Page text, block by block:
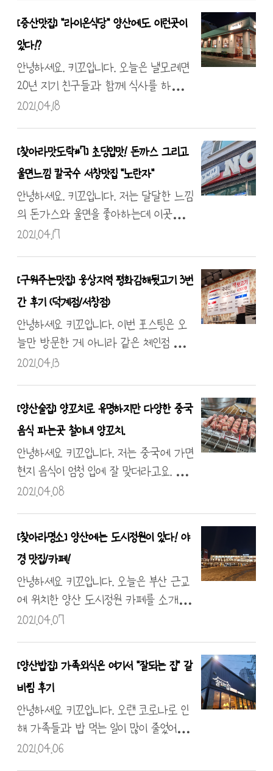
을 텐데 아쉬웠답니다. 빵도 직접 굽나 봐
요~! 테이크아웃잔들고 코앞 황산공원에
서 산책하다 집으로 고고싱~했답니다. 끗
뷰에 지갑이 횅해지는 마법을 경험하고 있
습니다. 그렇지만 방문하시는 이웃님들 보
면 기분은 좋습니다!!! 여기는 합천 돼지국
밥? 아니요 합천 국밥집입니다! 합천 돼지
로 만드는지 안 만드는지는 확인 안 해봤
순대 그리고 음료가 전부예요. 여기서 키포
인트! 따로국밥이라고 해서 따로 고기가
따로 나오는 게 아니에요!! (모르시는 분
들 많음) 공깃밥이 안 말아져서 나오는 것
을 따로국밥이라고 해요! 만약 고기도 물
[증산맛집] "라이온식당" 양산에도 이런곳이
있다!?
안녕하세요. 키꼬입니다. 오늘은 낼모레면
20년 지기 친구들과 함께 식사를 하는
날이었는데요. 원래는 간단하게 먹으려고
만한 곳이 없었어요. 일전에 서리단 길에서
어탕을 먹다 맞은편 식당이 생각나 들리게
되었는데 생각보다 맛있어서 리뷰를 써볼
까 합니다. 우선 가게 입구인데 차이몬식
당인 줄 알았어욬ㅋ 일단 경양식집 느낌이지
만 들어가 보면 중식당이랍니다. 입구에
문해서 웨이팅 없이 바로 들어갔고 다만
유명한 메인 메뉴 2가지를 맛보지 못했어
요... ㅠㅠ 후딱 밥 먹고 커피나 테이크 아
웃해서 산책하다 귀가할 예정이랍니다.
원래라면 동파육에, 모둠장에, 꽃등심 덮
2021.04.18
[찾아라맛도락#7] 초딩입맛! 돈까스 그리고
울면느낌 칼국수 서창맛집 "노란자"
안녕하세요. 키꼬입니다. 저는 달달한 느낌
의 돈가스와 울면을 좋아하는데 이곳은
강낭콩 베이스의 달달함과 울면 느낌의
자 아니고 "노란자"에요.. 의미는 잘 모르
지만 가게 안으로 쏘옥~! 리뷰를 시작합니
다! 점심시간이었는데 코로나로 인해 거리
두기 좌석 이유도 있고... 그전에 왔을 때
도 웨이팅은 기본이었어요. 재료 소진 시 일
찍 마감하는 곳이고요. 들어가면 한 명 한
0~30분 내외 정도 걸렸었어요! 주문하고
주변을 둘러보았는데요! 맛있게 먹는 법
그리고 반찬과 물을 준비할 수 있는 셀프
바가 있어요. 0부터 13번까지 있어요ㅋㅋ 실
질적으로는 01, 02, 03, 04, 06, 08, 09..
2021.04.17
[구워주는맛집] 웅상지역 평화김해뒷고기 3번
간 후기 (덕계점/서창점)
안녕하세요 키꼬입니다. 이번 포스팅은 오
늘만 방문한 게 아니라 같은 체인점 기준
총 3번(서창점 2회, 덕계점 1회) 방문 후 포
포스팅인 점 참고해주세요! 이번에는 메뉴
판부터 공개하는데요. 120g당 4,500원 두
지점 동일하고 초벌 그리고 첫판은 테이블
에서 구워주시는데요. 역시 남이 꿔줘야
맛있는 건 국 룰 아닌가 싶습니다. 거기다
가격까지 가성비로 똘똘 뭉친 집이었습니
집은 모든 인원을 체온 체크하고 QR코드
또는 출입 명부를 작성해야 가게에서 취식
이 가능하다는 설명을 해주셔서 좋았습니
다. 저희는 식당에 입장하니 QR코드로
전인원 체크했어요! 일단 지점별 리뷰로 나
2021.04.13
[양산술집] 양꼬치로 유명하지만 다양한 중국
음식 파는곳 철이네 양꼬치.
안녕하세요 키꼬입니다. 저는 중국에 가면
현지 음식이 엄청 입에 잘 맞더라고요. 중
국음식을 찾던 이때 양꼬치가 메인인 곳이
생이 알려줘서 다녀왔답니다. 바로 양산
서창동에 위치한 철이네 양꼬치집인데요.
사실... 맛은 있었는데 찍은 게 없어서 콘텐
츠가 없었어요.. 그리하여 네이버 거리뷰의
힘을 조금 빌렸습니다! 데헷~! 촬영한 사진
이 달랑 4장 있네요 ㅋㅋㅋㅋㅋ 그래도 술기
오늘도 좌표를 남겨봅니다! 감사합니다.
2021.04.08
[찾아라명소] 양산에는 도시정원이 있다! 야
경 맛집/카페!
안녕하세요 키꼬입니다. 오늘은 부산 근교
에 위치한 양산 도시정원 카페를 소개해
볼까 합니다. 이 집을 포스팅하게 된 이유
사태가 발생했었네요 ^^ 상호명 그대로
도시에 정원을 만들어두었어요. 진짜 그렇
죠?? 대박! 밤에 방문하실 거라면 아직 쌀
쌀하니 따뜻하게 입으시는 것을 추천드립
니다. 저는 카페에 들어가기 전에 정원
2021.04.07
[양산밥집] 가족외식은 여기서 "잘되는 집" 갈
비찜 후기
안녕하세요 키꼬입니다. 오랜 코로나로 인
해 가족들과 밥 먹는 일이 많이 줄었어요.
본가 근교에 갈비 찜집이 있다고 하여 찾
2021.04.06